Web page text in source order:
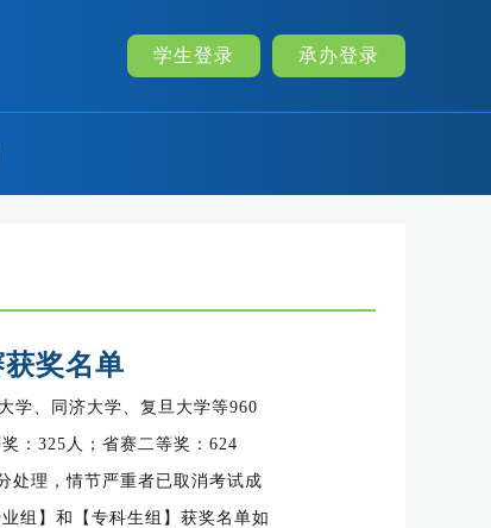
承办登录
学生登录
奖名单
学、同济大学、复旦大学等960
：325人；省赛二等奖：624
处理，情节严重者已取消考试成
组】和【专科生组】获奖名单如